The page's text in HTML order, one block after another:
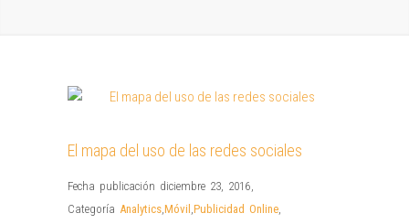
El mapa del uso de las redes sociales
Fecha publicación diciembre 23, 2016,
Categoría Analytics,Móvil ,Publicidad Online,